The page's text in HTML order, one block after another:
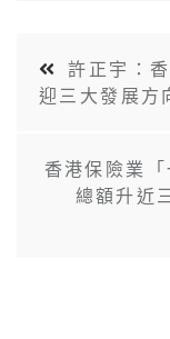
許正宇：
迎三大發展方
香港保險業
總額升近